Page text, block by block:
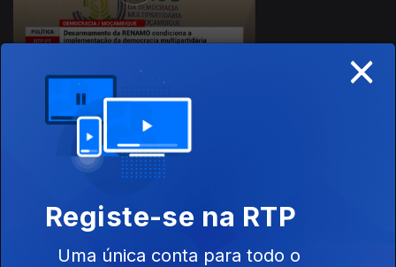
×
Registe-se na RTP
Uma única conta para todo o